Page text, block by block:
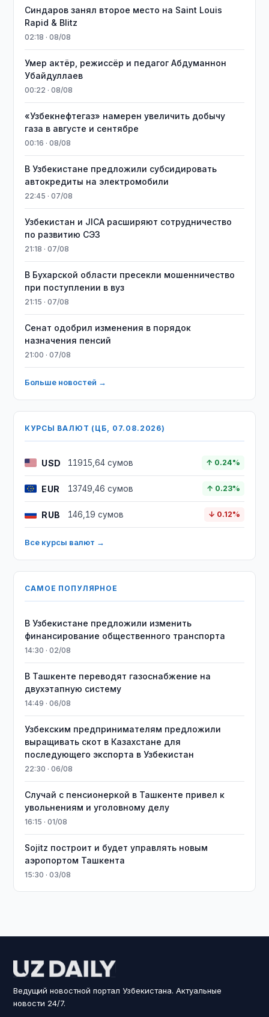
Синдаров занял второе место на Saint Louis
Rapid & Blitz
02:18 · 08/08
Умер актёр, режиссёр и педагог Абдуманнон
Убайдуллаев
00:22 · 08/08
«Узбекнефтегаз» намерен увеличить добычу
газа в августе и сентябре
00:16 · 08/08
В Узбекистане предложили субсидировать
автокредиты на электромобили
22:45 · 07/08
Узбекистан и JICA расширяют сотрудничество
по развитию СЭЗ
21:18 · 07/08
В Бухарской области пресекли мошенничество
при поступлении в вуз
21:15 · 07/08
Сенат одобрил изменения в порядок
назначения пенсий
21:00 · 07/08
Больше новостей →
КУРСЫ ВАЛЮТ (ЦБ, 07.08.2026)
USD 11915,64 сумов ↑ 0.24%
EUR 13749,46 сумов ↑ 0.23%
RUB 146,19 сумов ↓ 0.12%
Все курсы валют →
САМОЕ ПОПУЛЯРНОЕ
В Узбекистане предложили изменить
финансирование общественного транспорта
14:30 · 02/08
В Ташкенте переводят газоснабжение на
двухэтапную систему
14:49 · 06/08
Узбекским предпринимателям предложили
выращивать скот в Казахстане для
последующего экспорта в Узбекистан
22:30 · 06/08
Случай с пенсионеркой в Ташкенте привел к
увольнениям и уголовному делу
16:15 · 01/08
Sojitz построит и будет управлять новым
аэропортом Ташкента
15:30 · 03/08
Ведущий новостной портал Узбекистана. Актуальные
новости 24/7.